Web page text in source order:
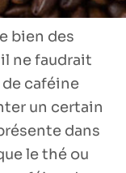
bien des
ne faudrait
de caféine
un certain
dans
le thé ou